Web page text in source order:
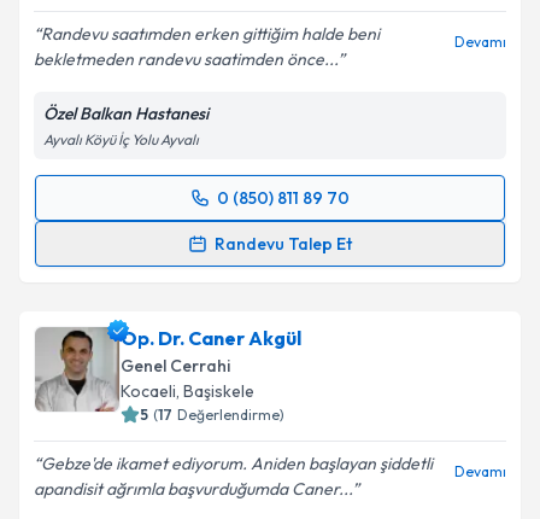
Randevu saatımden erken gittiğim halde beni
bekletmeden randevu saatimden önce...
Devamı
Özel Balkan Hastanesi
Ayvalı Köyü İç Yolu Ayvalı
0 (850) 811 89 70
Randevu Talep Et
Randevu Takvimi Talebi
için bir takvim hazırlandığında e-posta ile
bilgilendireceğiz.
E-posta Adresiniz
Op. Dr. Caner Akgül
Genel Cerrahi
Kocaeli, Başiskele
5 (17 Değerlendirme)
Gebze'de ikamet ediyorum. Aniden başlayan şiddetli
apandisit ağrımla başvurduğumda Caner...
Devamı